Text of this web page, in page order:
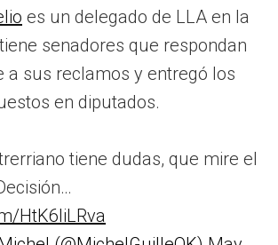
es un delegado de LLA en la
senadores que respondan
a sus reclamos y entregó los
en diputados.
tiene dudas, que mire el
HtK6IiLRva